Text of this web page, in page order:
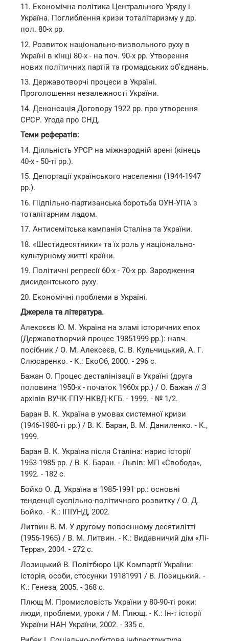
11. Економічна політика Центрального Уряду і
Україна. Поглиблення кризи тоталітаризму у др.
пол. 80-х рр.
12. Розвиток національно-визвольного руху в
Україні в кінці 80-х - на поч. 90-х рр. Утворення
нових політичних партій та громадських об’єднань.
13. Державотворчі процеси в Україні.
Проголошення незалежності України.
14. Денонсація Договору 1922 рр. про утворення
СРСР. Угода про СНД.
Теми рефератів:
14. Діяльність УРСР на міжнародній арені (кінець
40-х - 50-ті рр.).
15. Депортації українського населення (1944-1947
рр.).
16. Підпільно-партизанська боротьба ОУН-УПА з
тоталітарним ладом.
17. Антисемітська кампанія Сталіна та України.
18. «Шестидесятники» та їх роль у національно-
культурному житті країни.
19. Політичні репресії 60-х - 70-х рр. Зародження
дисидентського руху.
20. Економічні проблеми в Україні.
Джерела та література.
Алексєєв Ю. М. Україна на зламі історичних епох
(Державотворчий процес 19851999 рр.): навч.
посібник / О. М. Алексеєв, С. В. Кульчицький, А. Г.
Слюсаренко. - К.: ЕкоОб, 2000. - 296 с.
Бажан О. Процес десталінізації в Україні (друга
половина 1950-х - початок 1960х рр.) / О. Бажан // З
архівів ВУЧК-ГПУ-НКВД-КГБ. - 1999. - № 1/2.
Баран В. К. Україна в умовах системної кризи
(1946-1980-ті рр.) / В. К. Баран, В. М. Даниленко. - К.,
1999.
Баран В. К. Україна після Сталіна: нарис історії
1953-1985 рр. / В. К. Баран. - Львів: МП «Свобода»,
1992. - 182 с.
Бойко О. Д. Україна в 1985-1991 рр.: основні
тенденції суспільно-політичного розвитку / О. Д.
Бойко. - К.: ІПІУНД, 2002.
Литвин В. М. У другому повоєнному десятилітті
(1956-1965) / В. М. Литвин. - К.: Видавничий дім «Лі-
Терра», 2004. - 272 с.
Лозицький В. Політбюро ЦК Компартії України:
історія, особи, стосунки 19181991 / В. Лозицький. -
К.: Генеза, 2005. - 368 с.
Плющ М. Промисловість України у 80-90-ті роки:
люди, проблеми, уроки / М. Плющ. - К.: Ін-т історії
України НАН України, 2002. - 335 с.